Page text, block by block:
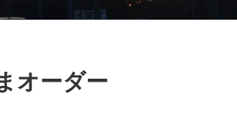
オーダー